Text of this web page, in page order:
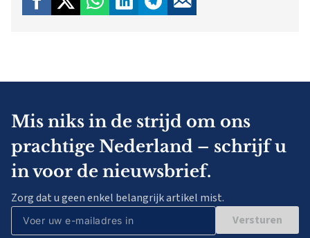
Mis niks in de strijd om ons
prachtige Nederland – schrijf u
in voor de nieuwsbrief.
Zorg dat u geen enkel belangrijk artikel mist.
Versturen